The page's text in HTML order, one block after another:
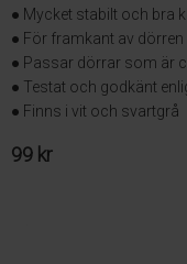
● Mycket stabilt och bra
● För framkant av dörren
● Passar dörrar som är
● Testat och godkänt
● Finns i vit och svartgrå
99 kr